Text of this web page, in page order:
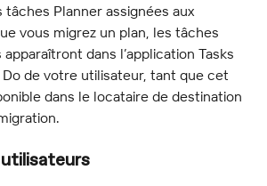
tâches Planner assignées aux
vous migrez un plan, les tâches
dans l’application Tasks
Do de votre utilisateur, tant que cet
dans le locataire de destination